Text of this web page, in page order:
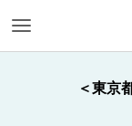
＜東京